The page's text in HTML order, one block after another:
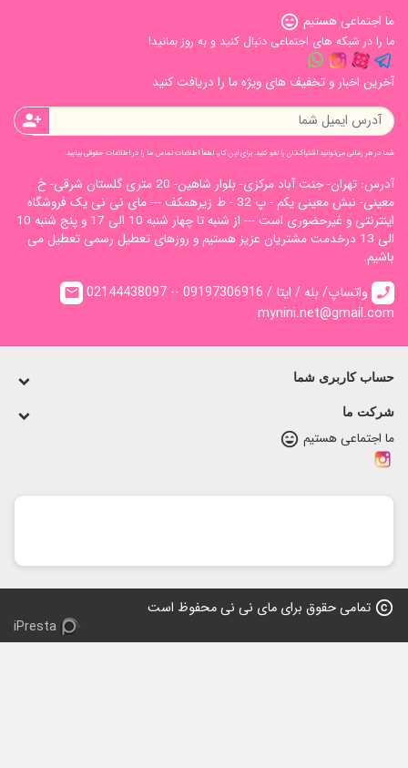
اجتماعی هستیمsentiment_very_satisfied
را در شبکه های اجتماعی دنبال کنید و به روز بمانید!
اخبار و تخفیف های ویژه ما را دریافت کنید
در هر زمانی می‌توانید اشتراک‌تان را لغو کنید. برای این کار، لطفاً اطلاعات تماس ما را در اطلاعات حقوقی بیابید.
آدرس: تهران- جنت آباد مرکزی- بلوار شاهین- 20 متری گلستان شرقی- خ
معینی- نبش معینی یکم - پ 32 - ط زیرهمکف --- مای نی نی یک فروشگاه
اینترنتی و غیرحضوری است --- از شنبه تا چهار شنبه 10 الی 17 و پنج شنبه 10
الی 13 درخدمت مشتریان عزیز هستیم و روزهای تعطیل رسمی تعطیل می
02144438097 -- واتساپ/ بله / ایتا / 09197306916 email
کاربری شما
ما
اجتماعی هستیمsentiment_very_satisfied
تمامی حقوق برای مای نی نی محفوظ است
iPresta